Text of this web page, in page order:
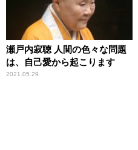
瀬戸内寂聴 人間の色々な問題
は、自己愛から起こります
2021.05.29